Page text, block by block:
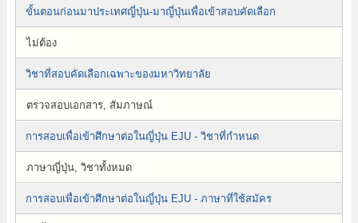
ขั้นตอนก่อนมาประเทศญี่ปุ่น-มาญี่ปุ่นเพื่อเข้าสอบคัดเลือก
ไม่ต้อง
วิชาที่สอบคัดเลือกเฉพาะของมหาวิทยาลัย
ตรวจสอบเอกสาร, สัมภาษณ์
การสอบเพื่อเข้าศึกษาต่อในญี่ปุ่น EJU - วิชาที่กำหนด
ภาษาญี่ปุ่น, วิชาทั้งหมด
การสอบเพื่อเข้าศึกษาต่อในญี่ปุ่น EJU - ภาษาที่ใช้สมัคร